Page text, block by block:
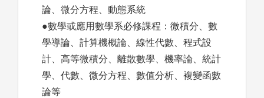
論、微分方程、動態系統
●數學或應用數學系必修課程：微積分、數
學導論、計算機概論、線性代數、程式設
計、高等微積分、離散數學、機率論、統計
學、代數、微分方程、數值分析、複變函數
論等